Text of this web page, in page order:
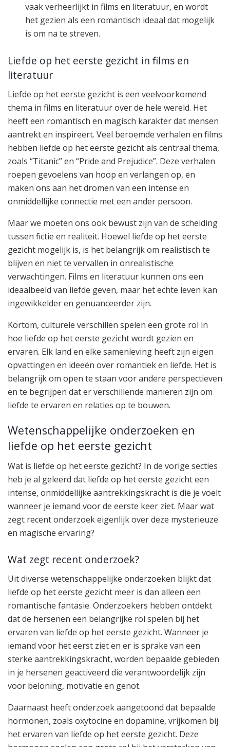
vaak verheerlijkt in films en literatuur, en wordt
het gezien als een romantisch ideaal dat mogelijk
is om na te streven.
Liefde op het eerste gezicht in films en
literatuur
Liefde op het eerste gezicht is een veelvoorkomend
thema in films en literatuur over de hele wereld. Het
heeft een romantisch en magisch karakter dat mensen
aantrekt en inspireert. Veel beroemde verhalen en films
hebben liefde op het eerste gezicht als centraal thema,
zoals “Titanic” en “Pride and Prejudice”. Deze verhalen
roepen gevoelens van hoop en verlangen op, en
maken ons aan het dromen van een intense en
onmiddellijke connectie met een ander persoon.
Maar we moeten ons ook bewust zijn van de scheiding
tussen fictie en realiteit. Hoewel liefde op het eerste
gezicht mogelijk is, is het belangrijk om realistisch te
blijven en niet te vervallen in onrealistische
verwachtingen. Films en literatuur kunnen ons een
ideaalbeeld van liefde geven, maar het echte leven kan
ingewikkelder en genuanceerder zijn.
Kortom, culturele verschillen spelen een grote rol in
hoe liefde op het eerste gezicht wordt gezien en
ervaren. Elk land en elke samenleving heeft zijn eigen
opvattingen en ideeën over romantiek en liefde. Het is
belangrijk om open te staan voor andere perspectieven
en te begrijpen dat er verschillende manieren zijn om
liefde te ervaren en relaties op te bouwen.
Wetenschappelijke onderzoeken en
liefde op het eerste gezicht
Wat is liefde op het eerste gezicht? In de vorige secties
heb je al geleerd dat liefde op het eerste gezicht een
intense, onmiddellijke aantrekkingskracht is die je voelt
wanneer je iemand voor de eerste keer ziet. Maar wat
zegt recent onderzoek eigenlijk over deze mysterieuze
en magische ervaring?
Wat zegt recent onderzoek?
Uit diverse wetenschappelijke onderzoeken blijkt dat
liefde op het eerste gezicht meer is dan alleen een
romantische fantasie. Onderzoekers hebben ontdekt
dat de hersenen een belangrijke rol spelen bij het
ervaren van liefde op het eerste gezicht. Wanneer je
iemand voor het eerst ziet en er is sprake van een
sterke aantrekkingskracht, worden bepaalde gebieden
in je hersenen geactiveerd die verantwoordelijk zijn
voor beloning, motivatie en genot.
Daarnaast heeft onderzoek aangetoond dat bepaalde
hormonen, zoals oxytocine en dopamine, vrijkomen bij
het ervaren van liefde op het eerste gezicht. Deze